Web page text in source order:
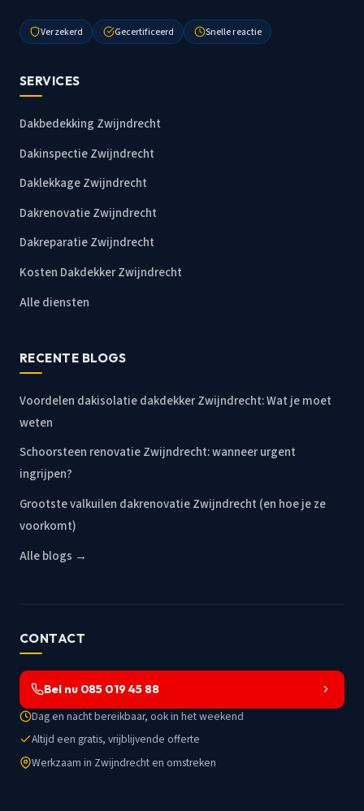
Verzekerd Gecertificeerd Snelle reactie
SERVICES
Dakbedekking Zwijndrecht
Dakinspectie Zwijndrecht
Daklekkage Zwijndrecht
Dakrenovatie Zwijndrecht
Dakreparatie Zwijndrecht
Kosten Dakdekker Zwijndrecht
Alle diensten
RECENTE BLOGS
Voordelen dakisolatie dakdekker Zwijndrecht: Wat je moet
weten
Schoorsteen renovatie Zwijndrecht: wanneer urgent
ingrijpen?
Grootste valkuilen dakrenovatie Zwijndrecht (en hoe je ze
voorkomt)
Alle blogs →
CONTACT
Bel nu 085 019 45 88
Dag en nacht bereikbaar, ook in het weekend
Altijd een gratis, vrijblijvende offerte
Werkzaam in Zwijndrecht en omstreken